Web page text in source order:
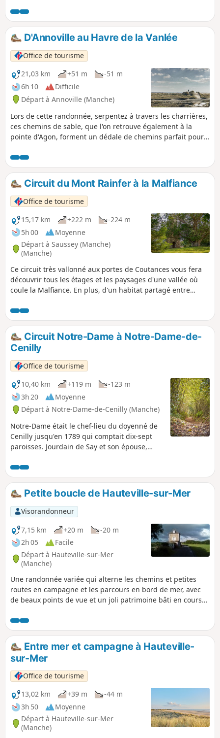
privés), montrant l'importance de cette
commune autrefois. Au XIXe siècle, Hyenville
connu une forte activité économique grâce à
plusieurs industries (four à chaux).
D'Annoville au Havre de la Vanlée
Office de tourisme
21,03 km
+51 m
-51 m
6h 10
Difficile
Départ à Annoville (Manche)
Lors de cette randonnée, serpentez à travers les charrières,
ces chemins de sable, que l'on retrouve également à la
pointe d'Agon, forment un dédale de chemins parfait pour
parcourir de paisibles petites routes de campagne.
Circuit du Mont Rainfer à la Malfiance
Office de tourisme
15,17 km
+222 m
-224 m
5h 00
Moyenne
Départ à Saussey (Manche)
(Manche)
Ce circuit très vallonné aux portes de Coutances vous fera
découvrir tous les étages et les paysages d'une vallée où
coule la Malfiance. En plus, d'un habitat partagé entre
fenêtres) et terre et masse, le circuit passe devant de très
beaux bâtiments (manoir, colombier, presbytères, églises)
caractéristiques du Coutançais.
Circuit Notre-Dame à Notre-Dame-de-
Cenilly
Office de tourisme
10,40 km
+119 m
-123 m
3h 20
Moyenne
Départ à Notre-Dame-de-Cenilly (Manche)
Notre-Dame était le chef-lieu du doyenné de
Cenilly jusqu'en 1789 qui comptait dix-sept
paroisses. Jourdain de Say et son épouse,
Cenilly en 1098. Ils étaient alors propriétaires
de tous les fiefs de Cenilly (dont Ouville et
Lengronne). C'est dire si ce village a des
choses à raconter.
Petite boucle de Hauteville-sur-Mer
Visorandonneur
7,15 km
+20 m
-20 m
2h 05
Facile
Départ à Hauteville-sur-Mer
(Manche)
Une randonnée variée qui alterne les chemins et petites
routes en campagne et les parcours en bord de mer, avec
de beaux points de vue et un joli patrimoine bâti en cours
Entre mer et campagne à Hauteville-
sur-Mer
Office de tourisme
13,02 km
+39 m
-44 m
3h 50
Moyenne
Départ à Hauteville-sur-Mer
(Manche)